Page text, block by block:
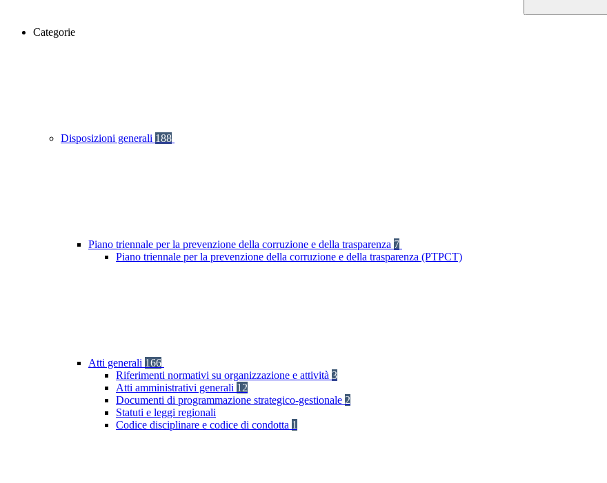
Categorie
Disposizioni generali 188
Piano triennale per la prevenzione della corruzione e della trasparenza 7
Piano triennale per la prevenzione della corruzione e della trasparenza (PTPCT)
Atti generali 166
Riferimenti normativi su organizzazione e attività 3
Atti amministrativi generali 12
Documenti di programmazione strategico-gestionale 2
Statuti e leggi regionali
Codice disciplinare e codice di condotta 1